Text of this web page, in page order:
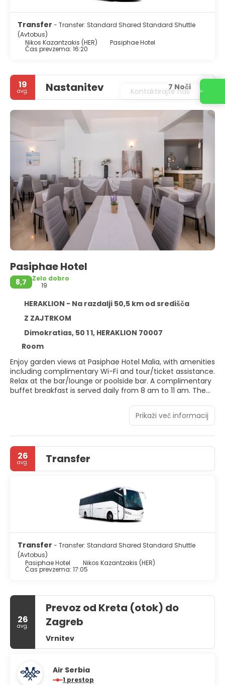
Transfer - Transfer: Standard Shared Standard Shuttle
(Avtobus)
Nikos Kazantzakis (HER)
Pasiphae Hotel
Čas prevzema: 16:20
19
avg. Nastanitev 7 Noči
Pasiphae Hotel
8,7
Zelo dobro
19
HERAKLION - Na razdalji 50,5 km od središča
Z ZAJTRKOM
Dimokratias, 50 1 1, HERAKLION 70007
Room
Enjoy garden views at Pasiphae Hotel Malia, with amenities
including complimentary Wi-Fi and tour/ticket assistance.
Relax at the bar/lounge or poolside bar. A complimentary
buffet breakfast is served daily from 8 am to 11 am. The
safe deposit box. Airport transfers are available for a
surcharge. The 19 guestrooms provide complimentary
Wi-Fi, desks, and daily housekeeping. Located in
Hersonissos, a short drive from Stalis Beach and Star
Beach Water Park, the hotel is also conveniently close to
Malia Beach and the Palace of Malia.
Prikaži več informacij
26
avg. Transfer
Transfer - Transfer: Standard Shared Standard Shuttle
(Avtobus)
Pasiphae Hotel
Nikos Kazantzakis (HER)
Čas prevzema: 17:05
26
avg.
Prevoz od Kreta (otok) do
Zagreb
Vrnitev
Air Serbia
1 prestop
Kontaktirajte nas